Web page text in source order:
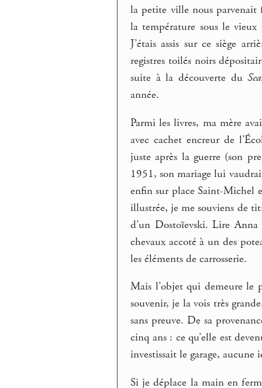
la petite ville nous parvenait
la température sous le
J’étais assis sur ce siège
registres toilés noirs
suite à la découverte du
année.
Parmi les livres, ma mère
avec cachet encreur de
juste après la guerre (son
1951, son mariage lui
enfin sur place Saint-Michel
illustrée, je me souviens de
d’un Dostoïevski. Lire
chevaux accoté à un des
les éléments de carrosserie.
Mais l’objet qui demeure le
souvenir, je la vois très
sans preuve. De sa
cinq ans : ce qu’elle est
investissait le garage, aucune
Si je déplace la main en